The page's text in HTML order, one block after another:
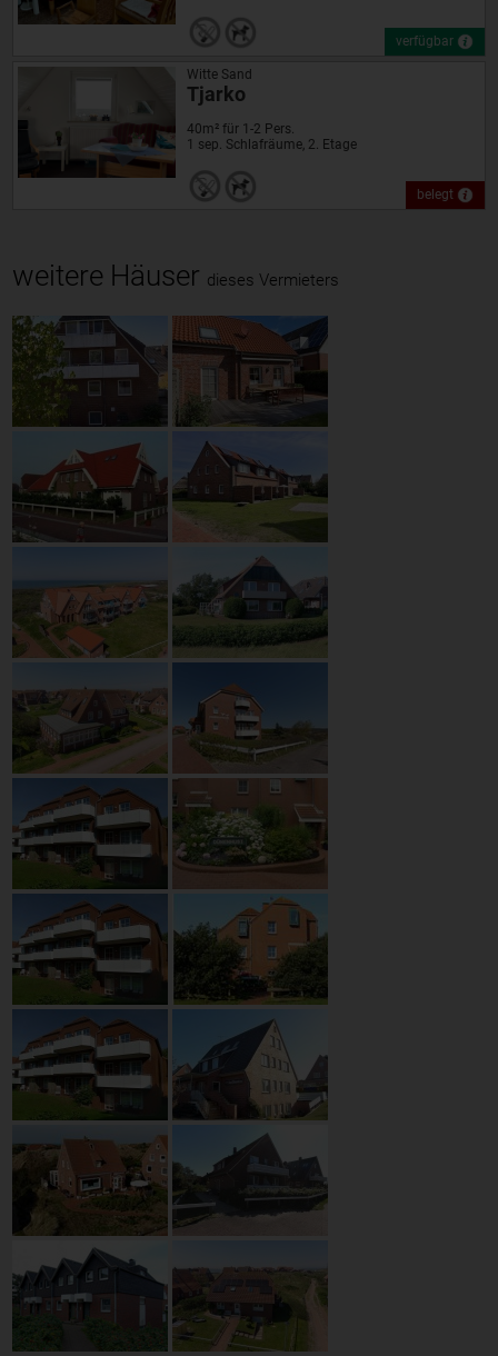
verfügbar
belegt
Witte Sand
Tjarko
40m² für 1-2 Pers.
1 sep. Schlafräume, 2. Etage
weitere Häuser dieses Vermieters